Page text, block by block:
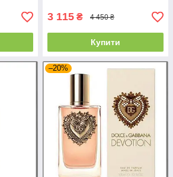
3 115 ₴ 4 450 ₴
Купити
–20%